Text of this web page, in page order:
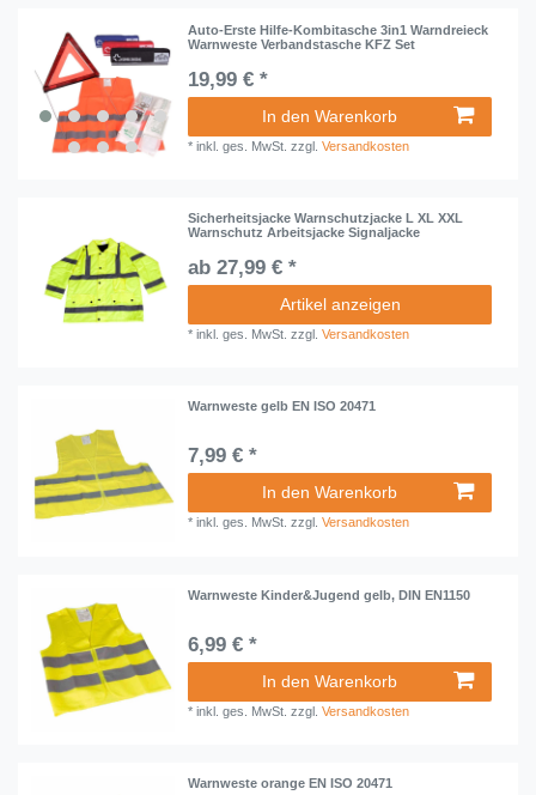
Auto-Erste Hilfe-Kombitasche 3in1 Warndreieck
Warnweste Verbandstasche KFZ Set
19,99 € *
In den Warenkorb
*inkl. ges. MwSt. zzgl.Versandkosten
Sicherheitsjacke Warnschutzjacke L XL XXL
Warnschutz Arbeitsjacke Signaljacke
ab 27,99 € *
Artikel anzeigen
*inkl. ges. MwSt. zzgl.Versandkosten
Warnweste gelb EN ISO 20471
7,99 € *
In den Warenkorb
*inkl. ges. MwSt. zzgl.Versandkosten
Warnweste Kinder&Jugend gelb, DIN EN1150
6,99 € *
In den Warenkorb
*inkl. ges. MwSt. zzgl.Versandkosten
Warnweste orange EN ISO 20471